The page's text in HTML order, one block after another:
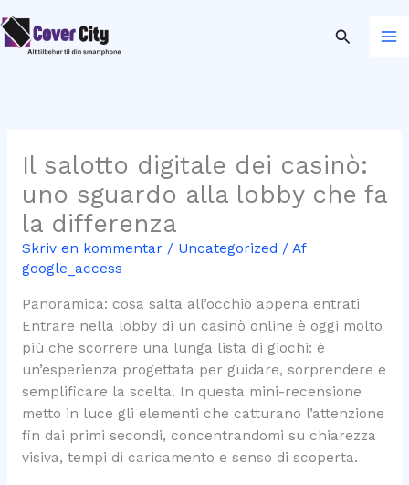
til
indholdet
Søg
Il salotto digitale dei casinò:
uno sguardo alla lobby che fa
la differenza
Skriv en kommentar / Uncategorized / Af
google_access
Panoramica: cosa salta all’occhio appena entrati
Entrare nella lobby di un casinò online è oggi molto
più che scorrere una lunga lista di giochi: è
un’esperienza progettata per guidare, sorprendere e
semplificare la scelta. In questa mini-recensione
metto in luce gli elementi che catturano l’attenzione
fin dai primi secondi, concentrandomi su chiarezza
visiva, tempi di caricamento e senso di scoperta.